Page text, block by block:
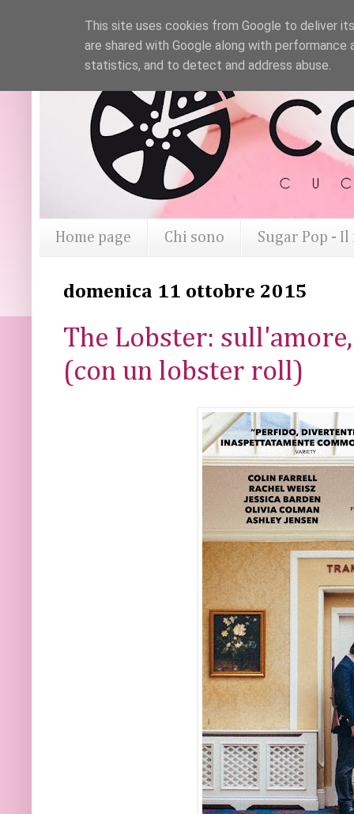
Home page Chi sono Sugar Pop -
domenica 11 ottobre 2015
The Lobster:
(con un lobster roll)
This site uses cookies from Google to deliver
are shared with Google along with
statistics, and to detect and address abuse.